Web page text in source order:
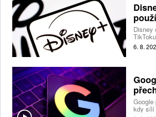
Disney
6. 8.
Google
kdy sílí